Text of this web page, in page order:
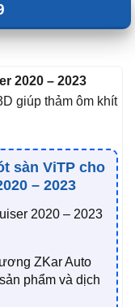
2020 – 2023
giúp thảm ôm khít
sàn ViTP cho
– 2023
2020 – 2023
ZKar Auto
phẩm và dịch